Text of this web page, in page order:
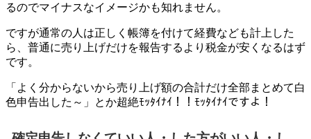
るのでマイナスなイメージかも知れません。
ですが通常の人は正しく帳簿を付けて経費なども計上した
ら、 普通に売り上げだけを報告するより税金が安くなるはず
です。
「よく分からないから売り上げ額の合計だけ全部まとめて白
色申告出した～」とか超絶ﾓｯﾀｲﾅｲ！！ﾓｯﾀｲﾅｲですよ！